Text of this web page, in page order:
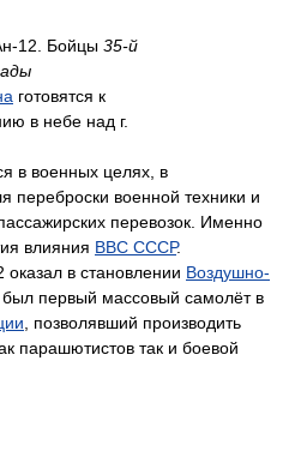
12. Бойцы 35-й
готовятся к
в небе над г.
в военных целях, в
переброски военной техники и
перевозок. Именно
влияния ВВС СССР.
в становлении Воздушно-
первый массовый самолёт в
, позволявший производить
парашютистов так и боевой